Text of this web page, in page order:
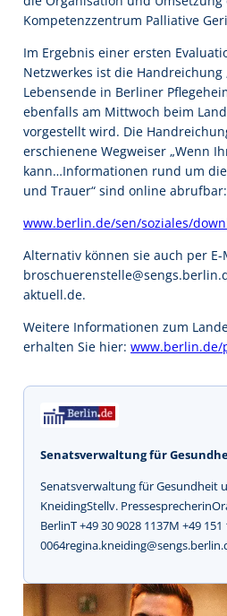
Kompetenzzentrum Palliative
Im Ergebnis einer ersten
Netzwerkes ist die Handreichung
Lebensende in Berliner
ebenfalls am Mittwoch beim
vorgestellt wird. Die
erschienene Wegweiser „Wenn
kann…Informationen rund um
und Trauer“ sind online abrufbar:
www.berlin.de/sen/soziales/
Alternativ können sie auch per
aktuell.de.
Weitere Informationen zum
erhalten Sie hier: www.berlin.de/
Senatsverwaltung für
Senatsverwaltung für Gesundheit
KneidingStellv.
BerlinT +49 30 9028 1137M +49 151